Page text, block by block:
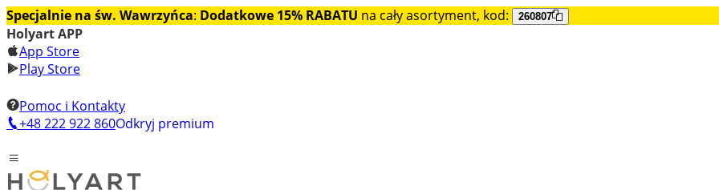
Specjalnie na św. Wawrzyńca: Dodatkowe 15% RABATU na cały asortyment, kod: 260807
Holyart APP
App Store
Play Store
Pomoc i Kontakty
+48 222 922 860Odkryj premium